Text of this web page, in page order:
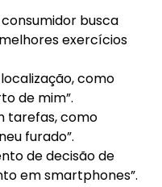
busca
exercícios
como
de mim”.
tarefas, como
furado”.
de decisão de
em smartphones”.